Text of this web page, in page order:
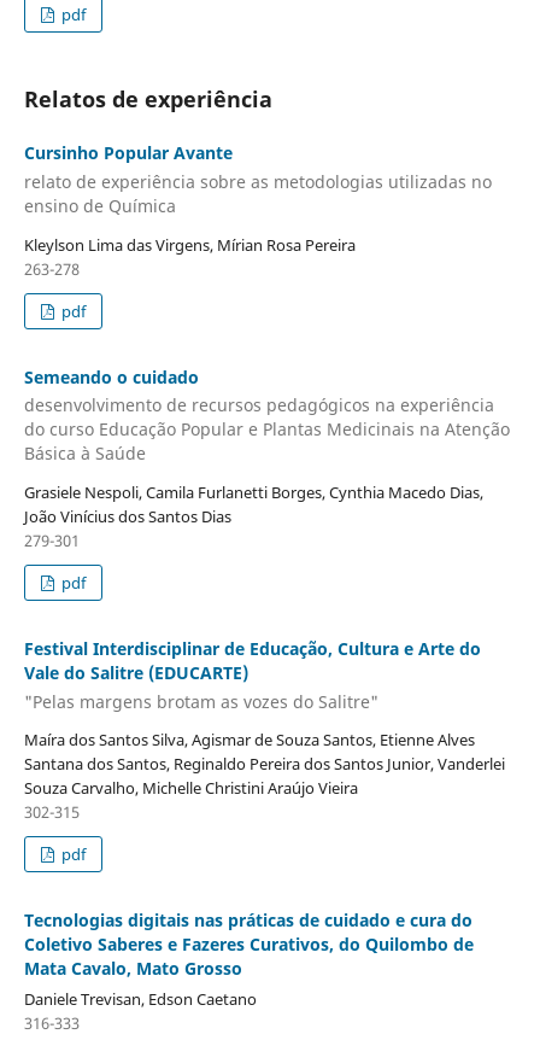
pdf
Relatos de experiência
Cursinho Popular Avante
relato de experiência sobre as metodologias utilizadas no
ensino de Química
Kleylson Lima das Virgens, Mírian Rosa Pereira
263-278
pdf
Semeando o cuidado
desenvolvimento de recursos pedagógicos na experiência
do curso Educação Popular e Plantas Medicinais na Atenção
Básica à Saúde
Grasiele Nespoli, Camila Furlanetti Borges, Cynthia Macedo Dias,
João Vinícius dos Santos Dias
279-301
pdf
Festival Interdisciplinar de Educação, Cultura e Arte do
Vale do Salitre (EDUCARTE)
"Pelas margens brotam as vozes do Salitre"
Maíra dos Santos Silva, Agismar de Souza Santos, Etienne Alves
Santana dos Santos, Reginaldo Pereira dos Santos Junior, Vanderlei
Souza Carvalho, Michelle Christini Araújo Vieira
302-315
pdf
Tecnologias digitais nas práticas de cuidado e cura do
Coletivo Saberes e Fazeres Curativos, do Quilombo de
Mata Cavalo, Mato Grosso
Daniele Trevisan, Edson Caetano
316-333